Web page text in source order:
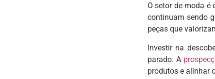
O setor de moda
continuam sendo
peças que
Investir na
parado. A
produtos e alinhar